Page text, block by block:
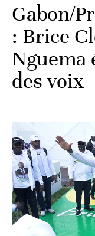
Gabon/
: Brice
Nguema
des voix